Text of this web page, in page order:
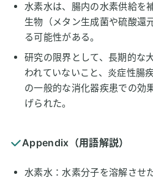
水素水は、腸内の水素供給を
生物（メタン生成菌や硫酸還
る可能性がある。
研究の限界として、長期的な
われていないこと、炎症性腸
の一般的な消化器疾患での効
げられた。
Appendix（用語解説）
水素水：水素分子を溶解させ